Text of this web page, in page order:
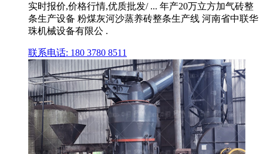
实时报价,价格行情,优质批发/ ... 年产20万立方加气砖整
条生产设备 粉煤灰河沙蒸养砖整条生产线 河南省中联华
珠机械设备有限公 .
联系电话: 180 3780 8511